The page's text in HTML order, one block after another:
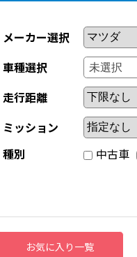
メーカー選択
車種選択
走行距離
ミッション
種別
中古車
お気に入り一覧